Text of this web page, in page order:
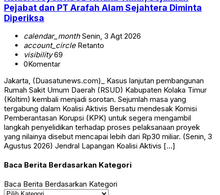
Pejabat dan PT Arafah Alam Sejahtera Diminta
Diperiksa
calendar_monthSenin, 3 Agt 2026
account_circleRetanto
visibility69
0Komentar
Jakarta, (Duasatunews.com)_ Kasus lanjutan pembangunan
Rumah Sakit Umum Daerah (RSUD) Kabupaten Kolaka Timur
(Koltim) kembali menjadi sorotan. Sejumlah masa yang
tergabung dalam Koalisi Aktivis Bersatu mendesak Komisi
Pemberantasan Korupsi (KPK) untuk segera mengambil
langkah penyelidikan terhadap proses pelaksanaan proyek
yang nilainya disebut mencapai lebih dari Rp30 miliar. (Senin, 3
Agustus 2026) Jendral Lapangan Koalisi Aktivis […]
Baca Berita Berdasarkan Kategori
Baca Berita Berdasarkan Kategori